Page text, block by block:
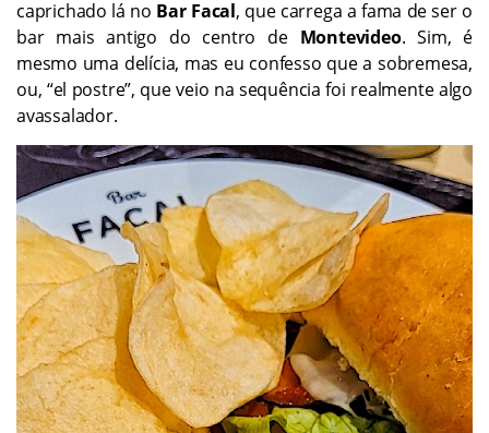
caprichado lá no Bar Facal, que carrega a fama de ser o
bar mais antigo do centro de Montevideo. Sim, é
mesmo uma delícia, mas eu confesso que a sobremesa,
ou, “el postre”, que veio na sequência foi realmente algo
avassalador.